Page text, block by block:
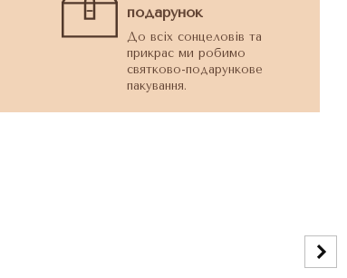
подарунок
До всіх сонцеловів та
прикрас ми робимо
святково-подарункове
пакування.